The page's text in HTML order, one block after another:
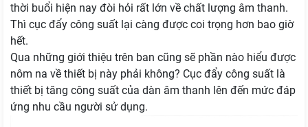
thời buổi hiện nay đòi hỏi rất lớn về chất lượng âm thanh.
Thì cục đẩy công suất lại càng được coi trọng hơn bao giờ
hết.
Qua những giới thiệu trên ban cũng sẽ phần nào hiểu được
nôm na về thiết bị này phải không? Cục đẩy công suất là
thiết bị tăng công suất của dàn âm thanh lên đến mức đáp
ứng nhu cầu người sử dụng.